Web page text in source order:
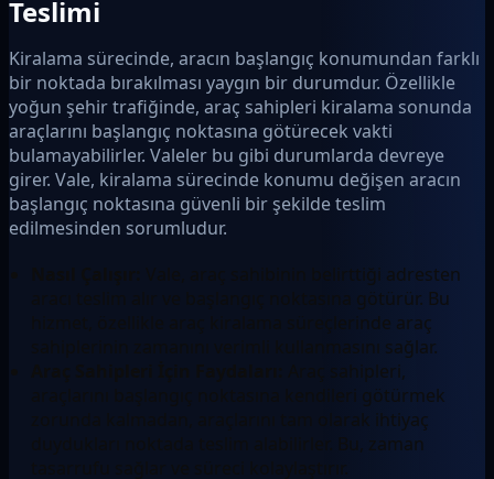
Teslimi
Kiralama sürecinde, aracın başlangıç konumundan farklı
bir noktada bırakılması yaygın bir durumdur. Özellikle
yoğun şehir trafiğinde, araç sahipleri kiralama sonunda
araçlarını başlangıç noktasına götürecek vakti
bulamayabilirler. Valeler bu gibi durumlarda devreye
girer. Vale, kiralama sürecinde konumu değişen aracın
başlangıç noktasına güvenli bir şekilde teslim
edilmesinden sorumludur.
Vale, araç sahibinin belirttiği adresten
aracı teslim alır ve başlangıç noktasına götürür. Bu
hizmet, özellikle araç kiralama süreçlerinde araç
sahiplerinin zamanını verimli kullanmasını sağlar.
Araç sahipleri,
araçlarını başlangıç noktasına kendileri götürmek
zorunda kalmadan, araçlarını tam olarak ihtiyaç
duydukları noktada teslim alabilirler. Bu, zaman